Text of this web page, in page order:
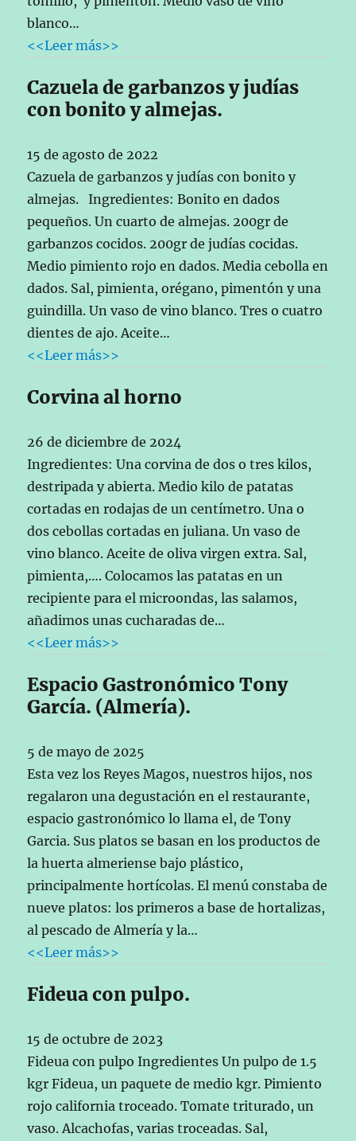
blanco…
<<Leer más>>
Cazuela de garbanzos y judías
con bonito y almejas.
15 de agosto de 2022
Cazuela de garbanzos y judías con bonito y
almejas. Ingredientes: Bonito en dados
pequeños. Un cuarto de almejas. 200gr de
garbanzos cocidos. 200gr de judías cocidas.
Medio pimiento rojo en dados. Media cebolla en
dados. Sal, pimienta, orégano, pimentón y una
guindilla. Un vaso de vino blanco. Tres o cuatro
dientes de ajo. Aceite…
<<Leer más>>
Corvina al horno
26 de diciembre de 2024
Ingredientes: Una corvina de dos o tres kilos,
destripada y abierta. Medio kilo de patatas
cortadas en rodajas de un centímetro. Una o
dos cebollas cortadas en juliana. Un vaso de
vino blanco. Aceite de oliva virgen extra. Sal,
pimienta,…. Colocamos las patatas en un
recipiente para el microondas, las salamos,
añadimos unas cucharadas de…
<<Leer más>>
Espacio Gastronómico Tony
García. (Almería).
5 de mayo de 2025
Esta vez los Reyes Magos, nuestros hijos, nos
regalaron una degustación en el restaurante,
espacio gastronómico lo llama el, de Tony
Garcia. Sus platos se basan en los productos de
la huerta almeriense bajo plástico,
principalmente hortícolas. El menú constaba de
nueve platos: los primeros a base de hortalizas,
al pescado de Almería y la…
<<Leer más>>
Fideua con pulpo.
15 de octubre de 2023
Fideua con pulpo Ingredientes Un pulpo de 1.5
kgr Fideua, un paquete de medio kgr. Pimiento
rojo california troceado. Tomate triturado, un
vaso. Alcachofas, varias troceadas. Sal,